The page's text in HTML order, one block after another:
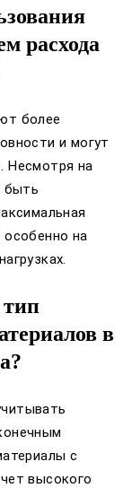
расхода
более
и могут
Несмотря на
быть
особенно на
в
с
высокого